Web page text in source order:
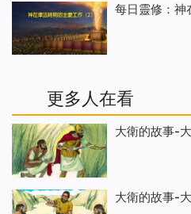
每日靈修：神
更多人在看
大衛的故事-
大衛的故事-